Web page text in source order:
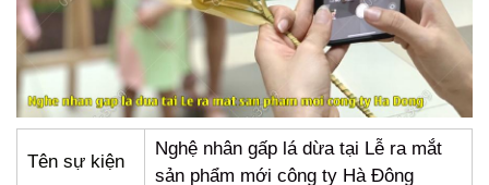
Tên sự kiện
Nghệ nhân gấp lá dừa tại Lễ ra mắt
sản phẩm mới công ty Hà Đông